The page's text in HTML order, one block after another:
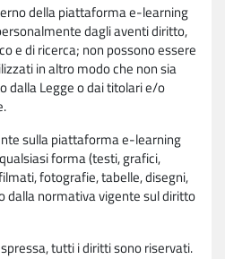
della piattaforma e-learning
dagli aventi diritto,
e di ricerca; non possono essere
in altro modo che non sia
dalla Legge o dai titolari e/o
sulla piattaforma e-learning
forma (testi, grafici,
fotografie, tabelle, disegni,
dalla normativa vigente sul diritto
tutti i diritti sono riservati.